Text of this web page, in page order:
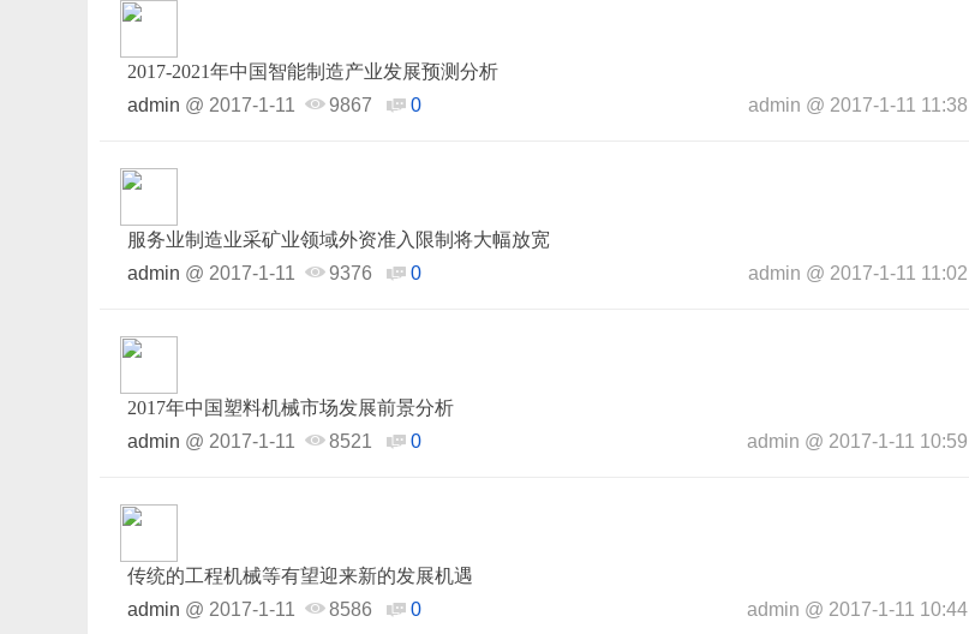
2017-2021年中国智能制造产业发展预测分析
admin @ 2017-1-11 9867 0 admin @ 2017-1-11 11:38
服务业制造业采矿业领域外资准入限制将大幅放宽
admin @ 2017-1-11 9376 0 admin @ 2017-1-11 11:02
2017年中国塑料机械市场发展前景分析
admin @ 2017-1-11 8521 0 admin @ 2017-1-11 10:59
传统的工程机械等有望迎来新的发展机遇
admin @ 2017-1-11 8586 0 admin @ 2017-1-11 10:44